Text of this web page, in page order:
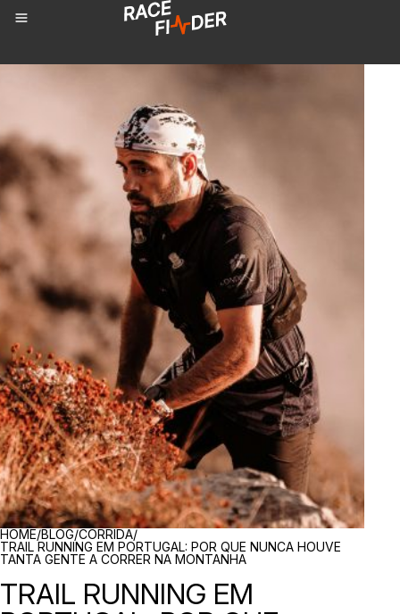
BREADCRUMBS
HOME/BLOG/CORRIDA/
TRAIL RUNNING EM PORTUGAL: POR QUE NUNCA HOUVE
TANTA GENTE A CORRER NA MONTANHA
TRAIL RUNNING EM